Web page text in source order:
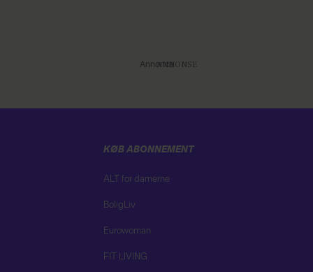
Annonce
KØB ABONNEMENT
ALT for damerne
BoligLiv
Eurowoman
FIT LIVING